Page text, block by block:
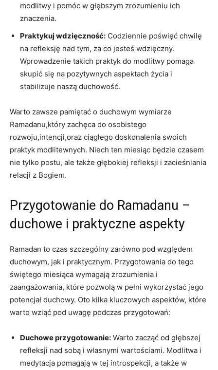
modlitwy ⁢i pomóc w ⁤głębszym zrozumieniu ich
znaczenia.
Praktykuj wdzięczność: Codziennie poświęć chwilę
na⁤ refleksję nad tym, za co jesteś wdzięczny.
Wprowadzenie takich‌ praktyk⁣ do modlitwy ⁣pomaga
skupić się na pozytywnych aspektach ⁢życia i
stabilizuje naszą duchowość.
Warto zawsze⁢ pamiętać o duchowym wymiarze
Ramadanu,który⁣ zachęca do osobistego
rozwoju,intencji,oraz ciągłego doskonalenia swoich
praktyk modlitewnych. Niech ten miesiąc będzie czasem ​
nie tylko postu, ale także głębokiej refleksji i zacieśniania
relacji z Bogiem.
Przygotowanie do Ramadanu –
duchowe i praktyczne aspekty
Ramadan to⁣ czas szczególny zarówno pod względem
duchowym, jak i praktycznym. Przygotowania do tego
świętego miesiąca wymagają⁢ zrozumienia i
zaangażowania, które pozwolą w pełni wykorzystać jego
potencjał duchowy.⁢ Oto kilka kluczowych aspektów, które
warto wziąć pod uwagę podczas przygotowań:
Duchowe przygotowanie: Warto zacząć od głębszej
refleksji nad sobą i własnymi wartościami. Modlitwa i
medytacja pomagają w tej​ introspekcji, a także w